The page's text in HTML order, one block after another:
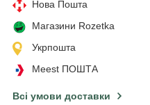
Нова Пошта
Магазини Rozetka
Укрпошта
Meest ПОШТА
Всі умови доставки